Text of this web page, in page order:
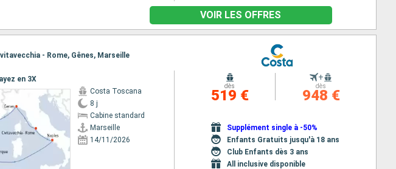
VOIR LES OFFRES
- Rome, Gênes, Marseille
en 3X
Costa Toscana
8 j
Cabine standard
Marseille
14/11/2026
dès
519 €
+
dès
948 €
Supplément single à -50%
Enfants Gratuits jusqu'à 18 ans
Club Enfants dès 3 ans
All inclusive disponible